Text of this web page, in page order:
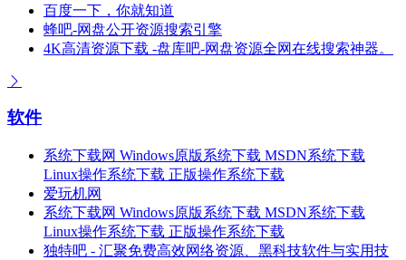
百度一下，你就知道
蜂吧-网盘公开资源搜索引擎
4K高清资源下载 -盘库吧-网盘资源全网在线搜索神器。
软件
系统下载网 Windows原版系统下载 MSDN系统下载
Linux操作系统下载 正版操作系统下载
爱玩机网
系统下载网 Windows原版系统下载 MSDN系统下载
Linux操作系统下载 正版操作系统下载
独特吧 - 汇聚免费高效网络资源、黑科技软件与实用技